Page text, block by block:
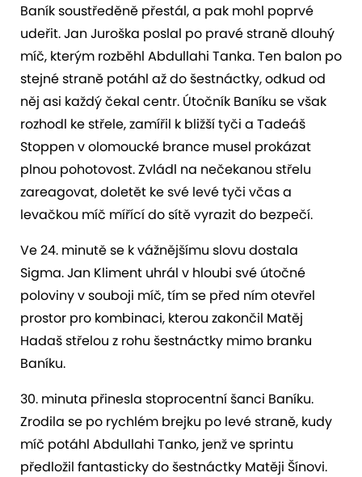
Baník soustředěně přestál, a pak mohl poprvé
udeřit. Jan Juroška poslal po pravé straně dlouhý
míč, kterým rozběhl Abdullahi Tanka. Ten balon po
stejné straně potáhl až do šestnáctky, odkud od
něj asi každý čekal centr. Útočník Baníku se však
rozhodl ke střele, zamířil k bližší tyči a Tadeáš
Stoppen v olomoucké brance musel prokázat
plnou pohotovost. Zvládl na nečekanou střelu
zareagovat, doletět ke své levé tyči včas a
levačkou míč mířící do sítě vyrazit do bezpečí.
Ve 24. minutě se k vážnějšímu slovu dostala
Sigma. Jan Kliment uhrál v hloubi své útočné
poloviny v souboji míč, tím se před ním otevřel
prostor pro kombinaci, kterou zakončil Matěj
Hadaš střelou z rohu šestnáctky mimo branku
Baníku.
30. minuta přinesla stoprocentní šanci Baníku.
Zrodila se po rychlém brejku po levé straně, kudy
míč potáhl Abdullahi Tanko, jenž ve sprintu
předložil fantasticky do šestnáctky Matěji Šínovi.